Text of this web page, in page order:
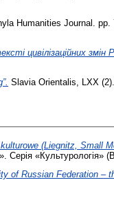
Humanities Journal. pp.
цивілізаційних змін
Slavia Orientalis, LXX
(Liegnitz, Small
Серія «Культурологія»
of Russian Federation –